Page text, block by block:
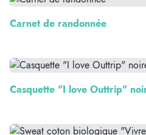
Carnet de randonnée
Casquette "I love Outtrip"